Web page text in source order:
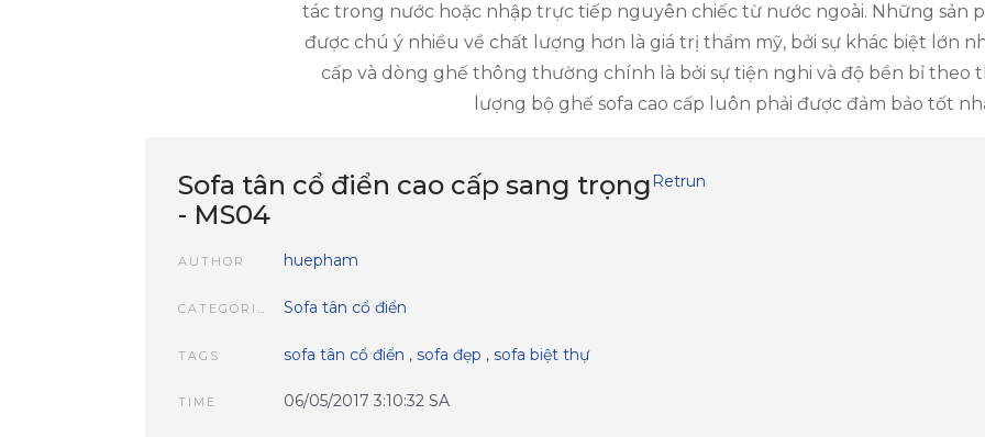
tác trong nước hoặc nhập trực tiếp nguyên chiếc từ nước ngoài. Những sản
được chú ý nhiều về chất lượng hơn là giá trị thẩm mỹ, bởi sự khác biệt lớn
cấp và dòng ghế thông thường chính là bởi sự tiện nghi và độ bền bỉ theo
lượng bộ ghế sofa cao cấp luôn phải được đảm bảo tốt
Retrun
Sofa tân cổ điển cao cấp sang trọng
- MS04
AUTHOR huepham
CATEGORIES Sofa tân cổ điển
TAGS sofa tân cổ điển , sofa đẹp , sofa biệt thự
TIME 06/05/2017 3:10:32 SA